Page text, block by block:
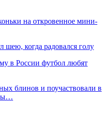
на откровенное мини-
шею, когда радовался голу
в России футбол любят
блинов и поучаствовали в